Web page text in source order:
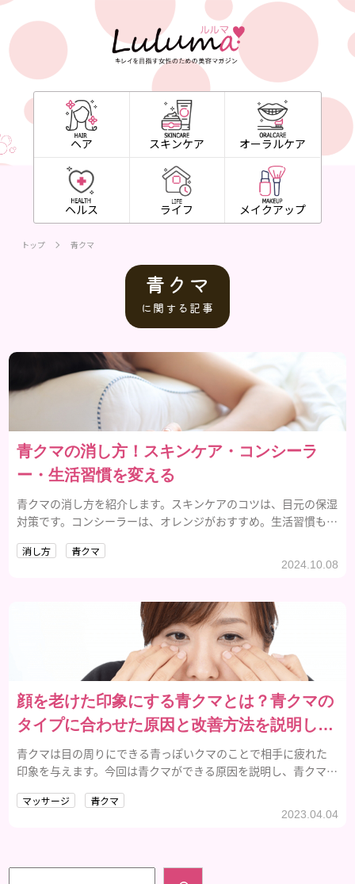
ヘア スキンケア オーラルケア
ヘルス ライフ メイクアップ
トップ 青クマ
青クマ
に関する記事
青クマの消し方！スキンケア・コンシーラ
ー・生活習慣を変える
青クマの消し方を紹介します。スキンケアのコツは、目元の保湿
対策です。コンシーラーは、オレンジがおすすめ。生活習慣も、
消し方 青クマ
2024.10.08
顔を老けた印象にする青クマとは？青クマの
タイプに合わせた原因と改善方法を説明しま
す
青クマは目の周りにできる青っぽいクマのことで相手に疲れた
印象を与えます。今回は青クマができる原因を説明し、青クマを
マッサージ 青クマ
2023.04.04
検索